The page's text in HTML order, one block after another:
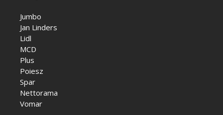
Jumbo
Jan Linders
Lidl
MCD
Plus
Poiesz
Spar
Nettorama
Vomar